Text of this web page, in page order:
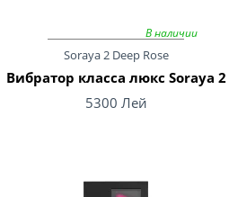
В наличии
Soraya 2 Deep Rose
Вибратор класса люкс Soraya 2
5300 Лей